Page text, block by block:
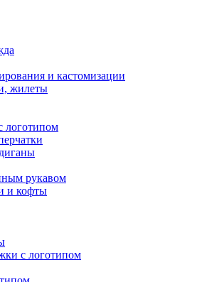
и кастомизации
жилеты
логотипом
рукавом
и кофты
с логотипом